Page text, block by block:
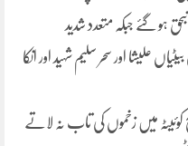
ہو گئے جبکہ متعدد شدید
علیشا اور سحر سلیم شہید اور انکا
کوئیٹہ میں زخموں کی تاب نہ لاتے